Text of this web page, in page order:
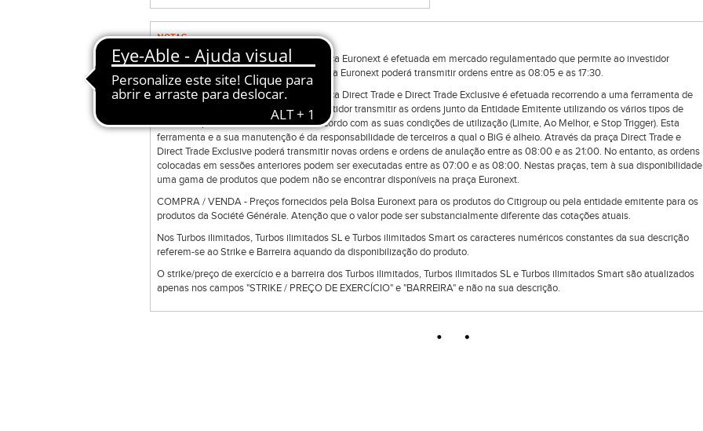
NOTAS
A transmissão de ordens através da praça Euronext é efetuada em mercado regulamentado que permite ao investidor
transmitir ordens Limite. Através da praça Euronext poderá transmitir ordens entre as 08:05 e as 17:30.
A transmissão de ordens através da praça Direct Trade e Direct Trade Exclusive é efetuada recorrendo a uma ferramenta de
negociação bilateral que permite o investidor transmitir as ordens junto da Entidade Emitente utilizando os vários tipos de
ordens disponíveis na ferramenta de acordo com as suas condições de utilização (Limite, Ao Melhor, e Stop Trigger). Esta
ferramenta e a sua manutenção é da responsabilidade de terceiros a qual o BiG é alheio. Através da praça Direct Trade e
Direct Trade Exclusive poderá transmitir novas ordens e ordens de anulação entre as 08:00 e as 21:00. No entanto, as ordens
colocadas em sessões anteriores podem ser executadas entre as 07:00 e as 08:00. Nestas praças, tem à sua disponibilidade
uma gama de produtos que podem não se encontrar disponíveis na praça Euronext.
COMPRA / VENDA - Preços fornecidos pela Bolsa Euronext para os produtos do Citigroup ou pela entidade emitente para os
produtos da Société Générale. Atenção que o valor pode ser substancialmente diferente das cotações atuais.
Nos Turbos ilimitados, Turbos ilimitados SL e Turbos ilimitados Smart os caracteres numéricos constantes da sua descrição
referem-se ao Strike e Barreira aquando da disponibilização do produto.
O strike/preço de exercício e a barreira dos Turbos ilimitados, Turbos ilimitados SL e Turbos ilimitados Smart são atualizados
apenas nos campos "STRIKE / PREÇO DE EXERCÍCIO" e "BARREIRA" e não na sua descrição.